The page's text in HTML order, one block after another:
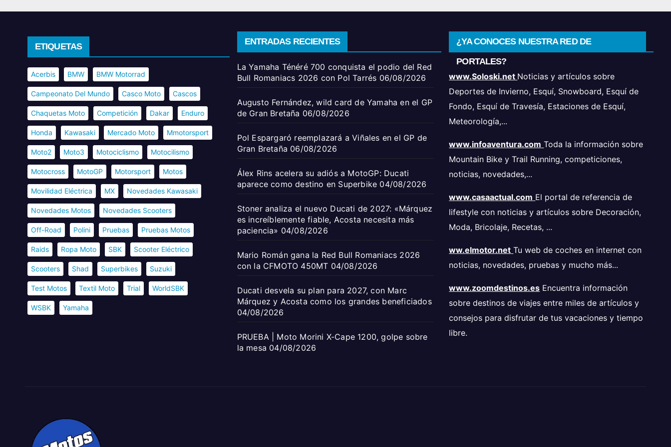
ETIQUETAS
Acerbis BMW BMW Motorrad
Campeonato Del Mundo Casco Moto Cascos
Chaquetas Moto Competición Dakar Enduro
Honda Kawasaki Mercado Moto Mmotorsport
Moto2 Moto3 Motociclismo Motocilismo
Motocross MotoGP Motorsport Motos
Movilidad Eléctrica MX Novedades Kawasaki
Novedades Motos Novedades Scooters
Off-Road Polini Pruebas Pruebas Motos
Raids Ropa Moto SBK Scooter Eléctrico
Scooters Shad Superbikes Suzuki
Test Motos Textil Moto Trial WorldSBK
WSBK Yamaha
ENTRADAS RECIENTES
La Yamaha Ténéré 700 conquista el podio del Red
Bull Romaniacs 2026 con Pol Tarrés 06/08/2026
Augusto Fernández, wild card de Yamaha en el GP
de Gran Bretaña 06/08/2026
Pol Espargaró reemplazará a Viñales en el GP de
Gran Bretaña 06/08/2026
Álex Rins acelera su adiós a MotoGP: Ducati
aparece como destino en Superbike 04/08/2026
Stoner analiza el nuevo Ducati de 2027: «Márquez
es increíblemente fiable, Acosta necesita más
paciencia» 04/08/2026
Mario Román gana la Red Bull Romaniacs 2026
con la CFMOTO 450MT 04/08/2026
Ducati desvela su plan para 2027, con Marc
Márquez y Acosta como los grandes beneficiados
04/08/2026
PRUEBA | Moto Morini X-Cape 1200, golpe sobre
la mesa 04/08/2026
¿YA CONOCES NUESTRA RED DE
PORTALES?
www.Soloski.net Noticias y artículos sobre
Deportes de Invierno, Esquí, Snowboard, Esquí de
Fondo, Esquí de Travesía, Estaciones de Esquí,
Meteorología,...
www.infoaventura.com Toda la información sobre
Mountain Bike y Trail Running, competiciones,
noticias, novedades,...
www.casaactual.com El portal de referencia de
lifestyle con noticias y artículos sobre Decoración,
Moda, Bricolaje, Recetas, ...
ww.elmotor.net Tu web de coches en internet con
noticias, novedades, pruebas y mucho más...
www.zoomdestinos.es Encuentra información
sobre destinos de viajes entre miles de artículos y
consejos para disfrutar de tus vacaciones y tiempo
libre.